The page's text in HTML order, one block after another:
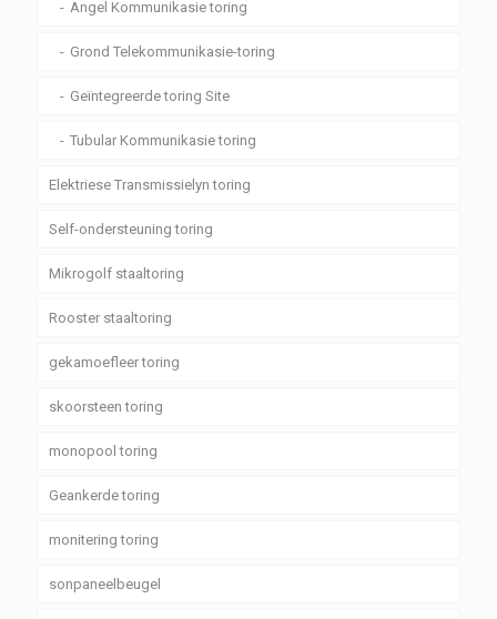
Angel Kommunikasie toring
Grond Telekommunikasie-toring
Geïntegreerde toring Site
Tubular Kommunikasie toring
Elektriese Transmissielyn toring
Self-ondersteuning toring
Mikrogolf staaltoring
Rooster staaltoring
gekamoefleer toring
skoorsteen toring
monopool toring
Geankerde toring
monitering toring
sonpaneelbeugel